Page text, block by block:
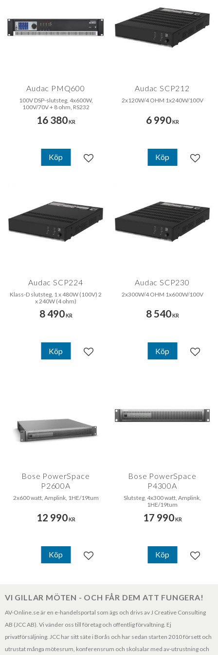
Audac PMQ600
100V DSP-slutsteg, 4x600W,
100V/70V + 8 ohm, RS232
16 380KR
Lägg till i favoriter
Köp
Audac SCP212
2x120W/4 OHM 1x240W/100V
6 990KR
Lägg
Köp
Audac SCP224
Klass-D slutsteg, 1 x 480W (100V) 2
x 240W (4 ohm)
8 490KR
Lägg till i favoriter
Köp
Audac SCP230
2x300W/4 OHM 1x600W/100V
8 540KR
Lägg
Köp
Bose PowerSpace
P2600A
2x600 watt, Amplink, 1HE/19tum
12 990KR
Lägg till i favoriter
Köp
Bose PowerSpace
P4300A
Slutsteg, 4x300 watt, Amplink,
1HE/19tum
17 990KR
Lägg
Köp
VI GILLAR MÖTEN - OCH FÅR DEM ATT FUNGERA!
AV-Online.se är en e-handelsportal som ägs och drivs av J Creative Consulting
AB (JCC AB). Vi vänder oss till företag och offentlig förvaltning. Ej
privatförsäljning. JCC har sitt säte i Borås och har sedan starten 2010 försett och
utrustat många mötesrum, konferensrum och skolsalar med av-utrustning och